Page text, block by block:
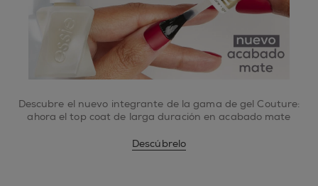
Descubre el nuevo integrante de la gama de gel Couture:
ahora el top coat de larga duración en acabado mate
Descúbrelo